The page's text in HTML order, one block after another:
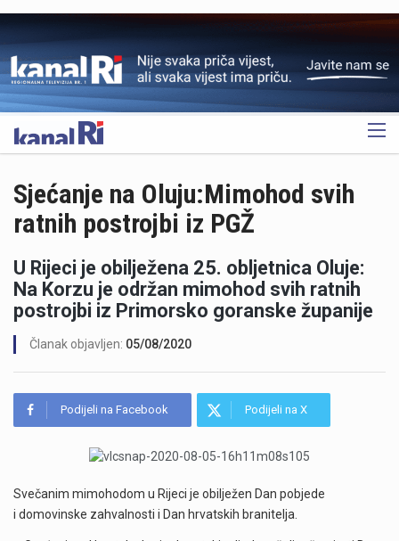
OGLAS
Sjećanje na Oluju:Mimohod svih
ratnih postrojbi iz PGŽ
U Rijeci je obilježena 25. obljetnica Oluje:
Na Korzu je održan mimohod svih ratnih
postrojbi iz Primorsko goranske županije
Članak objavljen: 05/08/2020
Podijeli na Facebook Podijeli na X
Svečanim mimohodom u Rijeci je obilježen Dan pobjede
i domovinske zahvalnosti i Dan hrvatskih branitelja.